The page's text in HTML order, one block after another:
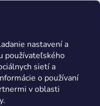
nastavení a
používateľského
sietí a
o používaní
v oblasti